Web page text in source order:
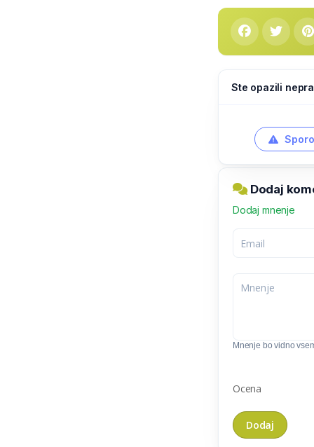
Ste opazili
Dodaj
Dodaj mnenje
Mnenje bo vidno
Ocena